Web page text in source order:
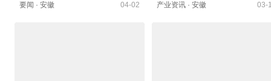
要闻 · 安徽 04-02 产业资讯· 安徽 03-